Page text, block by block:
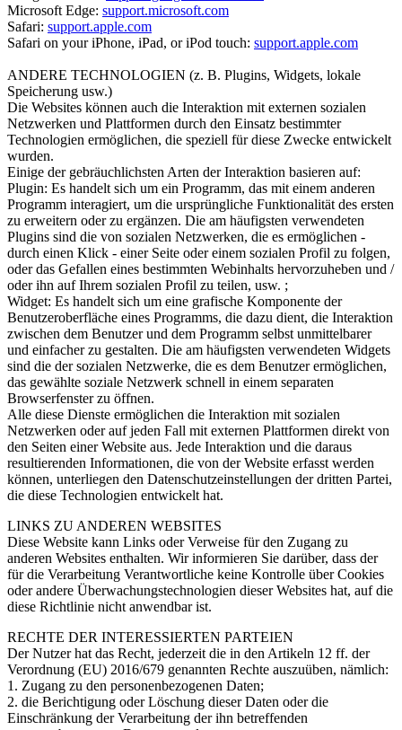
Microsoft Edge: support.microsoft.com
Safari: support.apple.com
Safari on your iPhone, iPad, or iPod touch: support.apple.com
ANDERE TECHNOLOGIEN (z. B. Plugins, Widgets, lokale
Speicherung usw.)
Die Websites können auch die Interaktion mit externen sozialen
Netzwerken und Plattformen durch den Einsatz bestimmter
Technologien ermöglichen, die speziell für diese Zwecke entwickelt
wurden.
Einige der gebräuchlichsten Arten der Interaktion basieren auf:
Plugin: Es handelt sich um ein Programm, das mit einem anderen
Programm interagiert, um die ursprüngliche Funktionalität des ersten
zu erweitern oder zu ergänzen. Die am häufigsten verwendeten
Plugins sind die von sozialen Netzwerken, die es ermöglichen -
durch einen Klick - einer Seite oder einem sozialen Profil zu folgen,
oder das Gefallen eines bestimmten Webinhalts hervorzuheben und /
oder ihn auf Ihrem sozialen Profil zu teilen, usw. ;
Widget: Es handelt sich um eine grafische Komponente der
Benutzeroberfläche eines Programms, die dazu dient, die Interaktion
zwischen dem Benutzer und dem Programm selbst unmittelbarer
und einfacher zu gestalten. Die am häufigsten verwendeten Widgets
sind die der sozialen Netzwerke, die es dem Benutzer ermöglichen,
das gewählte soziale Netzwerk schnell in einem separaten
Browserfenster zu öffnen.
Alle diese Dienste ermöglichen die Interaktion mit sozialen
Netzwerken oder auf jeden Fall mit externen Plattformen direkt von
den Seiten einer Website aus. Jede Interaktion und die daraus
resultierenden Informationen, die von der Website erfasst werden
können, unterliegen den Datenschutzeinstellungen der dritten Partei,
die diese Technologien entwickelt hat.
LINKS ZU ANDEREN WEBSITES
Diese Website kann Links oder Verweise für den Zugang zu
anderen Websites enthalten. Wir informieren Sie darüber, dass der
für die Verarbeitung Verantwortliche keine Kontrolle über Cookies
oder andere Überwachungstechnologien dieser Websites hat, auf die
diese Richtlinie nicht anwendbar ist.
RECHTE DER INTERESSIERTEN PARTEIEN
Der Nutzer hat das Recht, jederzeit die in den Artikeln 12 ff. der
Verordnung (EU) 2016/679 genannten Rechte auszuüben, nämlich:
1. Zugang zu den personenbezogenen Daten;
2. die Berichtigung oder Löschung dieser Daten oder die
Einschränkung der Verarbeitung der ihn betreffenden